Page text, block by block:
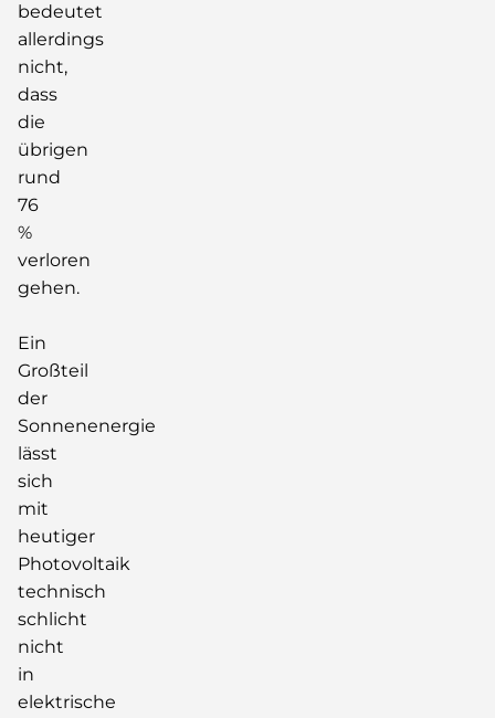
bedeutet
allerdings
nicht,
dass
die
übrigen
rund
76
%
verloren
gehen.
Ein
Großteil
der
Sonnenenergie
lässt
sich
mit
heutiger
Photovoltaik
technisch
schlicht
nicht
in
elektrische